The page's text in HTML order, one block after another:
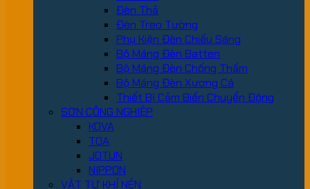
Đèn Thả
Đèn Treo Tường
Phụ Kiện Đèn Chiếu Sáng
Bộ Máng Đèn Batten
Bộ Máng Đèn Chống Thấm
Bộ Máng Đèn Xương Cá
Thiết Bị Cảm Biến Chuyển Động
SƠN CÔNG NGHIỆP
KOVA
TOA
JOTUN
NIPPON
VẬT TƯ KHÍ NÉN